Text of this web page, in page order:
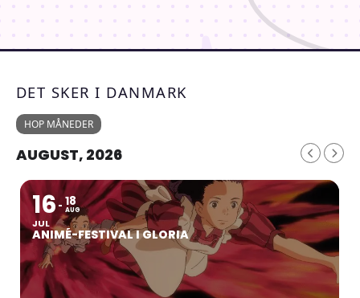
DET SKER I DANMARK
HOP MÅNEDER
AUGUST, 2026
16
JUL
18
AUG
ANIMÉ-FESTIVAL I GLORIA